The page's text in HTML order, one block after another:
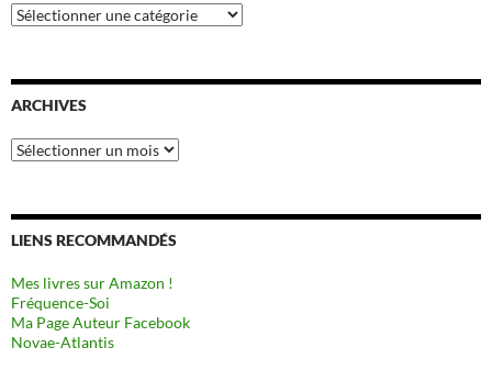
Catégories
ARCHIVES
Archives
LIENS RECOMMANDÉS
Mes livres sur Amazon !
Fréquence-Soi
Ma Page Auteur Facebook
Novae-Atlantis